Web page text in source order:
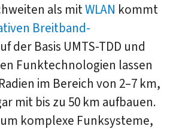
als mitWLAN kommt
Breitband-
der Basis UMTS-TDD und
Funktechnologien lassen
im Bereich von 2–7 km,
mit bis zu 50 km aufbauen.
komplexe Funksysteme,